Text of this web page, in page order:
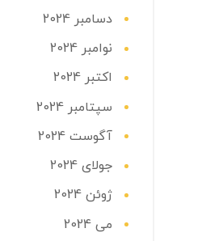
دسامبر 2024
نوامبر 2024
اکتبر 2024
سپتامبر 2024
آگوست 2024
جولای 2024
ژوئن 2024
می 2024